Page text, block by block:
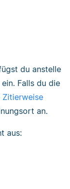
du anstelle
Falls du die
Zitierweise
an.
aus: